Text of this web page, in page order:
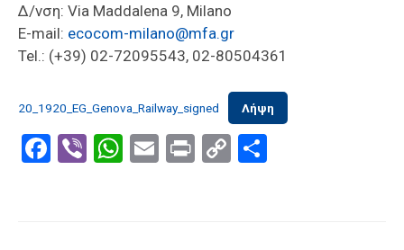
Δ/νση: Via Maddalena 9, Milano
E-mail: ecocom-milano@mfa.gr
Tel.: (+39) 02-72095543, 02-80504361
20_1920_EG_Genova_Railway_signed Λήψη
Facebook
ViberWhatsApp
EmailPrintCopy